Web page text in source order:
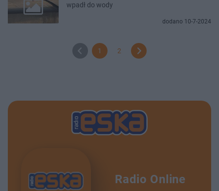
wpadł do wody
dodano 10-7-2024
1 2
Radio Online